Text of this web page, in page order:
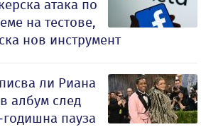
атака по
на тестове,
нов инструмент
ли Риана
албум след
годишна пауза